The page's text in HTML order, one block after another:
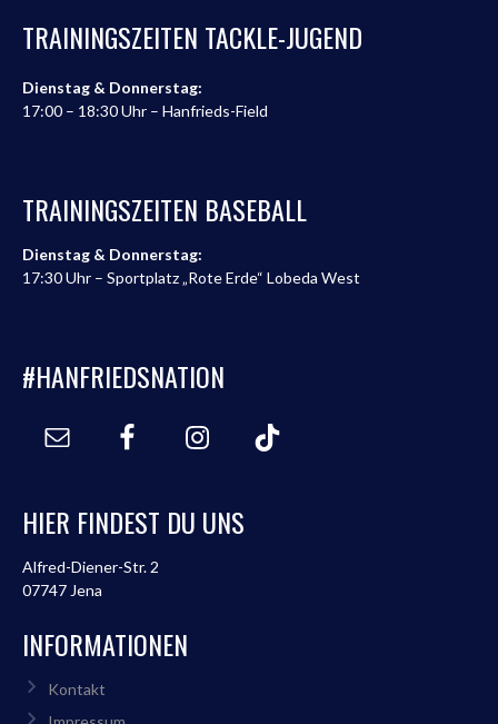
TRAININGSZEITEN TACKLE-JUGEND
Dienstag & Donnerstag:
17:00 – 18:30 Uhr – Hanfrieds-Field
TRAININGSZEITEN BASEBALL
Dienstag & Donnerstag:
17:30 Uhr – Sportplatz „Rote Erde“ Lobeda West
#HANFRIEDSNATION
HIER FINDEST DU UNS
Alfred-Diener-Str. 2
07747 Jena
INFORMATIONEN
Kontakt